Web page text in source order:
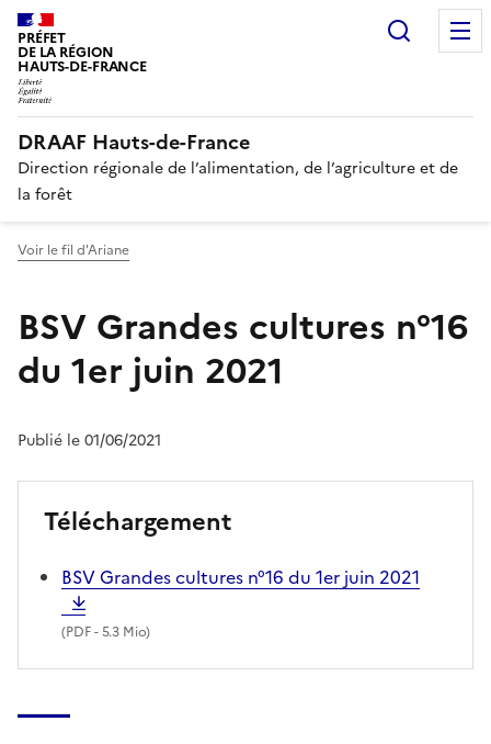
PRÉFET
DE LA RÉGION
HAUTS-DE-FRANCE
DRAAF Hauts-de-France
Direction régionale de l’alimentation, de l’agriculture et de
la forêt
Voir le fil d'Ariane
BSV Grandes cultures n°16
du 1er juin 2021
Publié le 01/06/2021
Téléchargement
BSV Grandes cultures n°16 du 1er juin 2021
(PDF- 5.3 Mio)